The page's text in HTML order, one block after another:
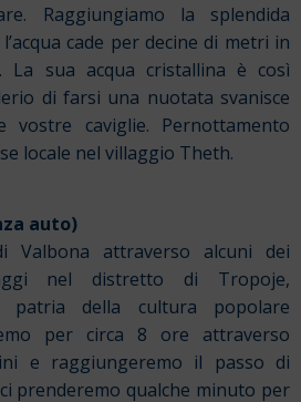
Raggiungiamo la splendida
cade per decine di metri in
La sua acqua cristallina è così
di farsi una nuotata svanisce
vostre caviglie. Pernottamento
locale nel villaggio Theth.
auto)
Valbona attraverso alcuni dei
nel distretto di Tropoje,
patria della cultura popolare
per circa 8 ore attraverso
e raggiungeremo il passo di
prenderemo qualche minuto per